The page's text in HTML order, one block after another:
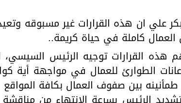
بكر علي ان هذه القرارات غير مسبوقه
كاملة في حياة كريمة..
الطوارئ للعمال في مواجهة أية
بين صفوف العمال بكافة المواقع